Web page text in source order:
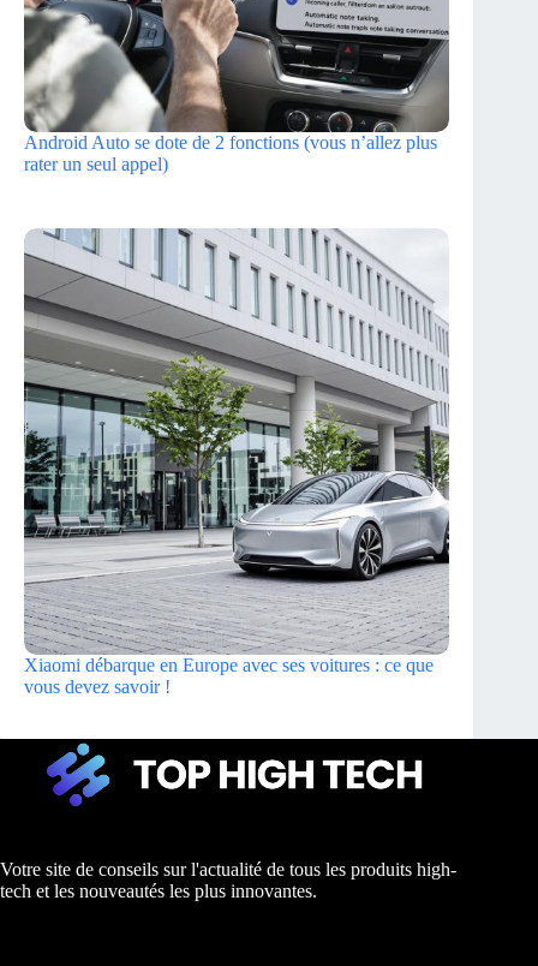
Android Auto se dote de 2 fonctions (vous n’allez plus
rater un seul appel)
Xiaomi débarque en Europe avec ses voitures : ce que
vous devez savoir !
Votre site de conseils sur l'actualité de tous les produits high-
tech et les nouveautés les plus innovantes.